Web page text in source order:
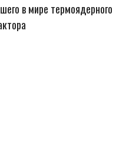
в мире термоядерного